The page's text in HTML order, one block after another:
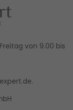
von 9.00 bis